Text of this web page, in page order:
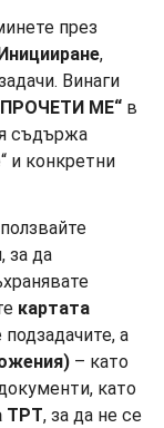
през
Иницииране,
Винаги
ПРОЧЕТИ МЕ“ в
съдържа
и конкретни
за да
картата
а
– като
като
TPT, за да не се